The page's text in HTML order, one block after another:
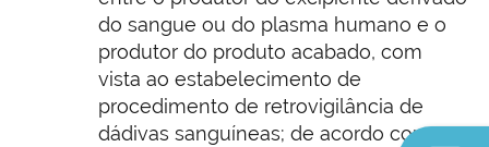
do sangue ou do plasma humano e o
produtor do produto acabado, com
vista ao estabelecimento de
procedimento de retrovigilância de
dádivas sanguíneas; de acordo com